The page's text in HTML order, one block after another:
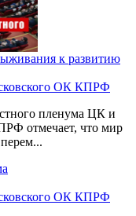
к развитию
ОК КПРФ
пленума ЦК и
отмечает, что мир
ОК КПРФ